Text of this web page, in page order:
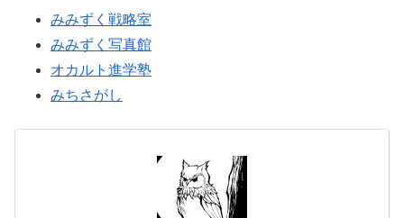
みみずく戦略室
みみずく写真館
オカルト進学塾
みちさがし